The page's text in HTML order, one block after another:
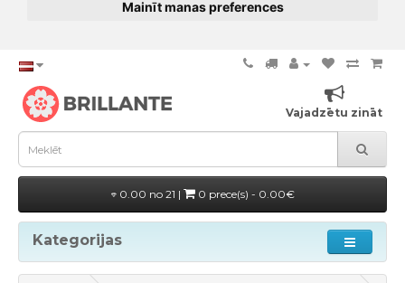
Mainīt manas preferences
Vajadzētu zināt
0.00 no 21 | 0 prece(s) - 0.00€
Kategorijas